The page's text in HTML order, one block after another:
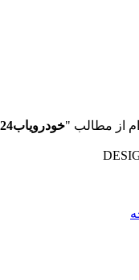
از مطالب "خودرویاب24